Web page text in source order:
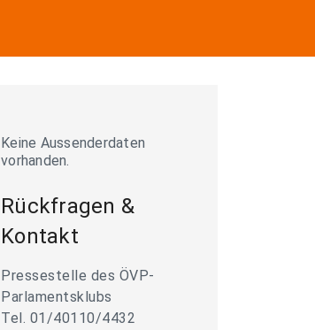
Keine Aussenderdaten
vorhanden.
Rückfragen &
Kontakt
Pressestelle des ÖVP-
Parlamentsklubs
Tel. 01/40110/4432